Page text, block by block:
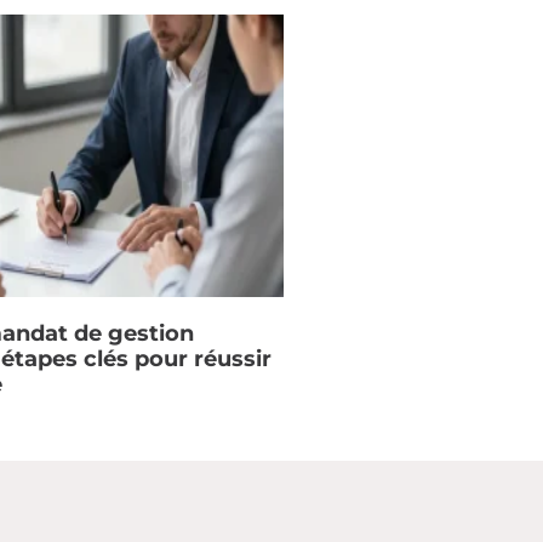
de gestion
clés pour réussir